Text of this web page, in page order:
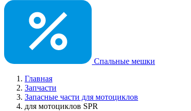
Спальные мешки
Главная
Запчасти
Запасные части для мотоциклов
для мотоциклов SPR